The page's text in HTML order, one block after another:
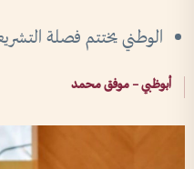
الوطني يختتم فصلة
أبوظبي – موفق محمد